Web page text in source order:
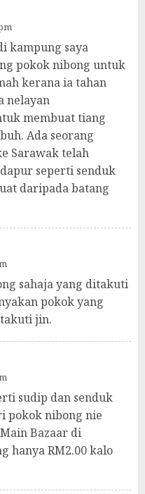
kampung saya
pokok nibong untuk
kerana ia tahan
nelayan
membuat tiang
Ada seorang
Sarawak telah
seperti senduk
daripada batang
sahaja yang ditakuti
pokok yang
jin.
sudip dan senduk
pokok nibong nie
Bazaar di
hanya RM2.00 kalo